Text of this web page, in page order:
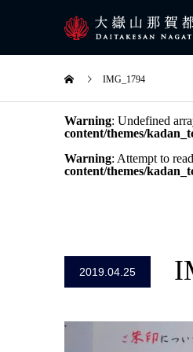
IMG_1794
Warning: Undefined
content/themes/
Warning: Attempt to
content/themes/
2019.04.25